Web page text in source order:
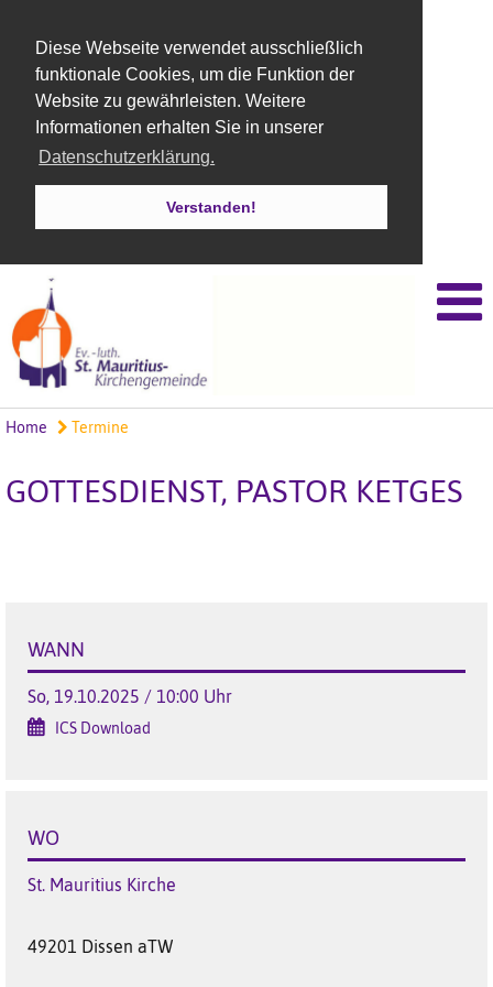
Diese Webseite verwendet ausschließlich
funktionale Cookies, um die Funktion der
Website zu gewährleisten. Weitere
Informationen erhalten Sie in unserer
Datenschutzerklärung.
Verstanden!
Home Termine
GOTTESDIENST, PASTOR KETGES
WANN
So, 19.10.2025 / 10:00 Uhr
ICS Download
WO
St. Mauritius Kirche
49201 Dissen aTW